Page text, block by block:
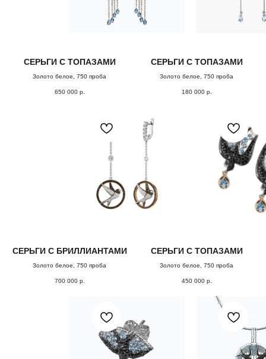
СЕРЬГИ С ТОПАЗАМИ
Золото белое, 750 проба
650 000 р.
СЕРЬГИ С ТОПАЗАМИ
Золото белое, 750 проба
180 000 р.
СЕРЬГИ С БРИЛЛИАНТАМИ
Золото белое, 750 проба
700 000 р.
СЕРЬГИ С ТОПАЗАМИ
Золото белое, 750 проба
450 000 р.